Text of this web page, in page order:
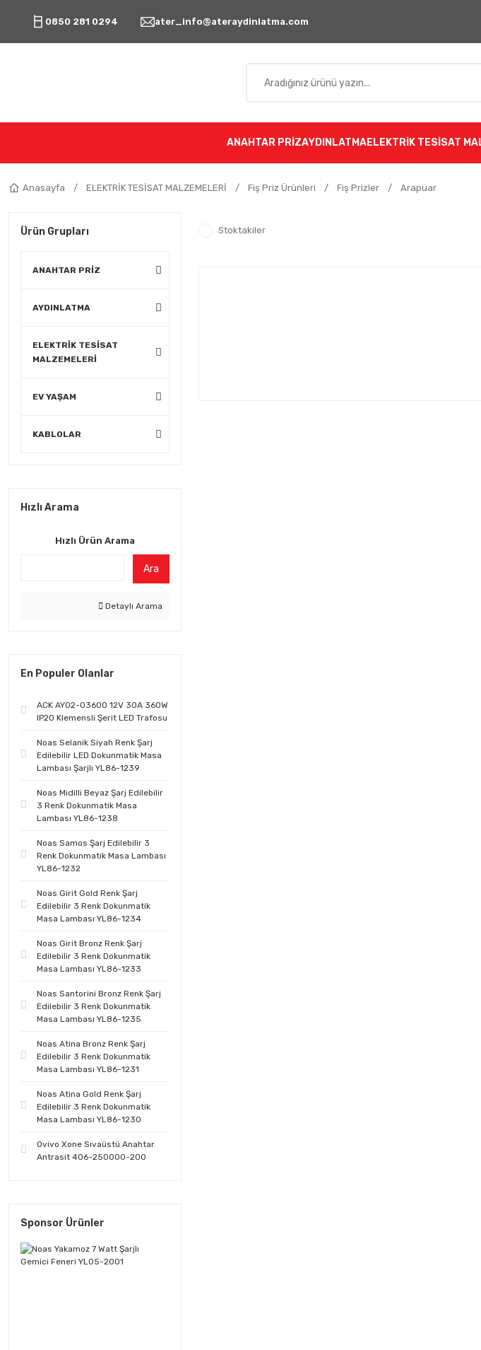
0850 281 0294 ater_info@ateraydinlatma.com
ANAHTAR PRİZAYDINLATMAELEKTRİK TESİSAT
Anasayfa ELEKTRİK TESİSAT MALZEMELERİ Fiş Priz Ürünleri Fiş Prizler Arapuar
Ürün Grupları
ANAHTAR PRİZ
AYDINLATMA
ELEKTRİK TESİSAT
MALZEMELERİ
EV YAŞAM
KABLOLAR
Hızlı Arama
Hızlı Ürün Arama
Ara
Detaylı Arama
En Populer Olanlar
ACK AY02-03600 12V 30A 360W
IP20 Klemensli Şerit LED Trafosu
Noas Selanik Siyah Renk Şarj
Edilebilir LED Dokunmatik Masa
Lambası Şarjlı YL86-1239
Noas Midilli Beyaz Şarj Edilebilir
3 Renk Dokunmatik Masa
Lambası YL86-1238
Noas Samos Şarj Edilebilir 3
Renk Dokunmatik Masa Lambası
YL86-1232
Noas Girit Gold Renk Şarj
Edilebilir 3 Renk Dokunmatik
Masa Lambası YL86-1234
Noas Girit Bronz Renk Şarj
Edilebilir 3 Renk Dokunmatik
Masa Lambası YL86-1233
Noas Santorini Bronz Renk Şarj
Edilebilir 3 Renk Dokunmatik
Masa Lambası YL86-1235
Noas Atina Bronz Renk Şarj
Edilebilir 3 Renk Dokunmatik
Masa Lambası YL86-1231
Noas Atina Gold Renk Şarj
Edilebilir 3 Renk Dokunmatik
Masa Lambası YL86-1230
Ovivo Xone Sıvaüstü Anahtar
Antrasit 406-250000-200
Sponsor Ürünler
Stoktakiler